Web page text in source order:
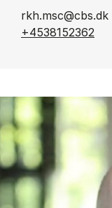
rkh.msc@cbs.dk
+4538152362